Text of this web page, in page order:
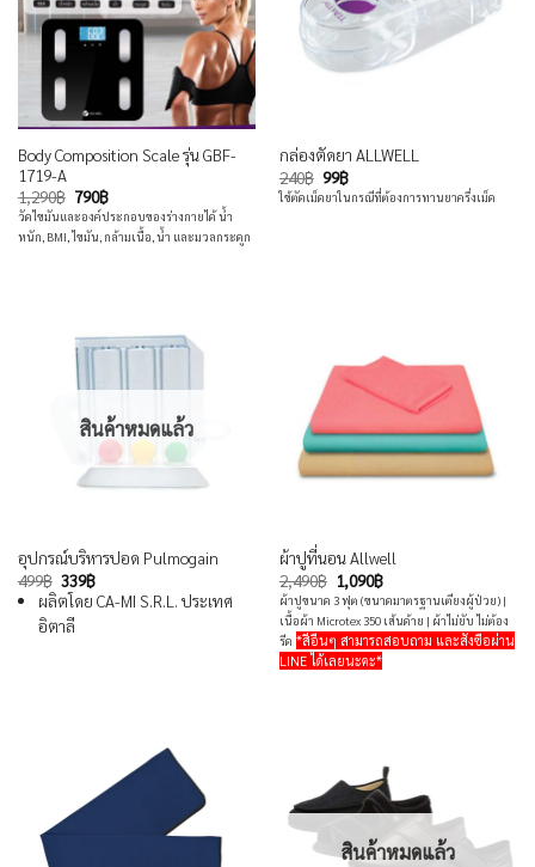
Body Composition Scale รุ่น GBF-
1719-A
1,290฿ Original
price
was:
1,290฿.
790฿Current
price
is:
790฿.
วัดไขมันและองค์ประกอบของร่างกายได้ น้ำ
หนัก, BMI, ไขมัน, กล้ามเนื้อ, น้ำ และมวลกระดูก
กล่องตัดยา ALLWELL
240฿ Original
price
was:
99฿Current
price
is:
ใช้ตัดเม็ดยาในกรณีที่ต้องการทานยาครึ่งเม็ด
สินค้าหมดแล้ว
อุปกรณ์บริหารปอด Pulmogain
499฿ Original
price
was:
499฿.
339฿Current
price
is:
ผลิตโดย CA-MI S.R.L. ประเทศ
อิตาลี
ผ้าปูที่นอน Allwell
2,490฿ Original
price
was:
2,490฿.
1,090฿Current
price
is:
1,090฿.
ผ้าปูขนาด 3 ฟุต (ขนาดมาตรฐานเตียงผู้ป่วย) |
เนื้อผ้า Microtex 350 เส้นด้าย | ผ้าไม่ยับ ไม่ต้อง
รีด *สีอื่นๆ สามารถสอบถาม และสั่งซื้อผ่าน
LINE ได้เลยนะคะ*
สินค้าหมดแล้ว